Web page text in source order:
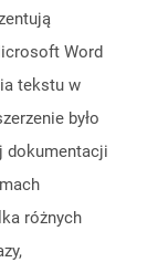
Word
tekstu w
było
dokumentacji
różnych